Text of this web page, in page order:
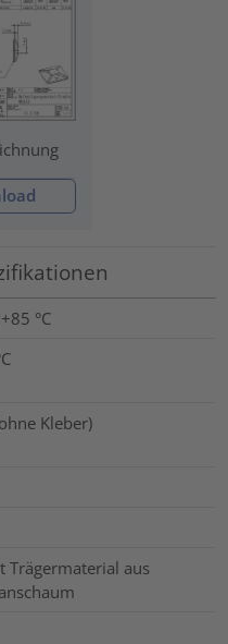
°C
Kleber)
Trägermaterial aus